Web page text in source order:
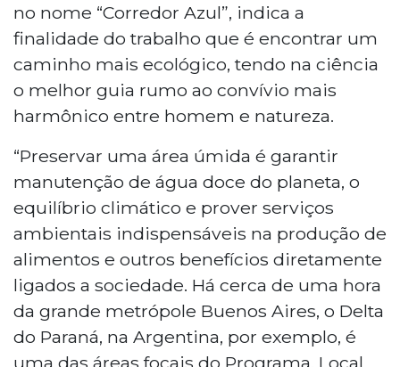
no nome “Corredor Azul”, indica a
finalidade do trabalho que é encontrar um
caminho mais ecológico, tendo na ciência
o melhor guia rumo ao convívio mais
harmônico entre homem e natureza.
“Preservar uma área úmida é garantir
manutenção de água doce do planeta, o
equilíbrio climático e prover serviços
ambientais indispensáveis na produção de
alimentos e outros benefícios diretamente
ligados a sociedade. Há cerca de uma hora
da grande metrópole Buenos Aires, o Delta
do Paraná, na Argentina, por exemplo, é
uma das áreas focais do Programa. Local